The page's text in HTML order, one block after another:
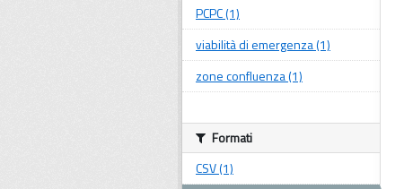
PCPC (1)
viabilità di emergenza (1)
zone confluenza (1)
Formati
CSV (1)